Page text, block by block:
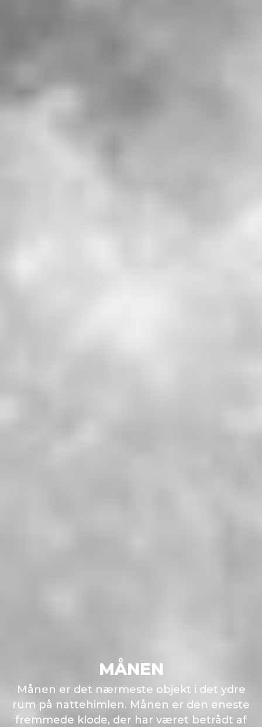
MÅNEN
Månen er det nærmeste objekt i det ydre
rum på nattehimlen. Månen er den eneste
fremmede klode, der har været betrådt af